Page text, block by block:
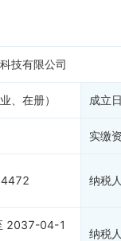
信用评价
进出口信用
债券信息
地块公示
客户
技有限公司
、在册） 成立
实缴
纳税
2037-04-1
纳税